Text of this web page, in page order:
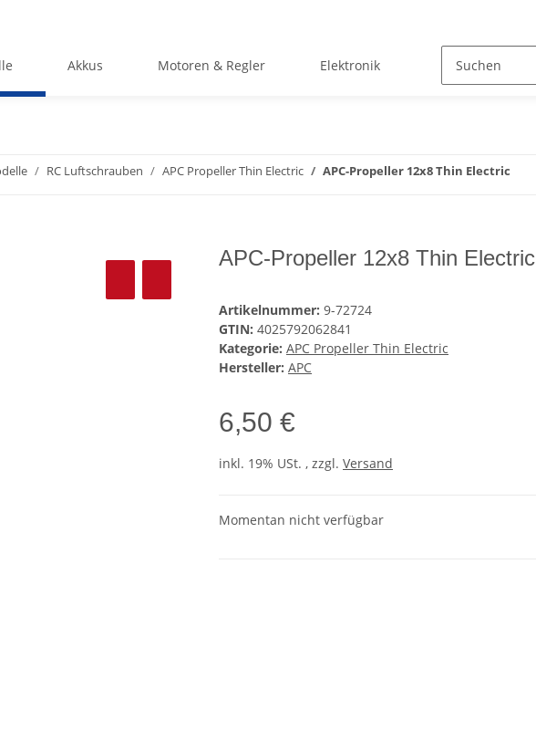
Akkus Motoren & Regler Elektronik Zubehör
RC Luftschrauben APC Propeller Thin Electric APC-Propeller 12x8 Thin Electric
APC-Propeller 12x8 Thin Electric
Artikelnummer: 9-72724
GTIN: 4025792062841
Kategorie: APC Propeller Thin Electric
Hersteller: APC
6,50 €
inkl. 19% USt. , zzgl. Versand
Momentan nicht verfügbar